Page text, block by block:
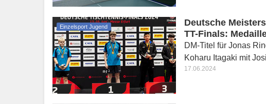
Einzelsport Jugend
Deutsche
TT-Finals:
DM-Titel für Jonas
Koharu Itagaki mit
17.06.2024